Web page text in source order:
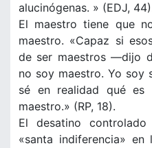
alucinógenas. » (EDJ,
El maestro tiene que
maestro. «Capaz si
de ser maestros —dijo
no soy maestro. Yo soy
sé en realidad qué
maestro.» (RP, 18).
El desatino
«santa indiferencia» en